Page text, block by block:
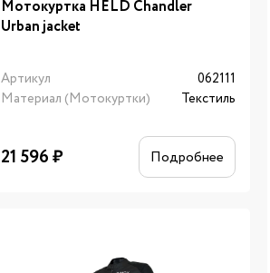
Мотокуртка HELD Chandler
Urban jacket
Артикул
062111
Материал (Мотокуртки)
Текстиль
21 596₽ Подробнее